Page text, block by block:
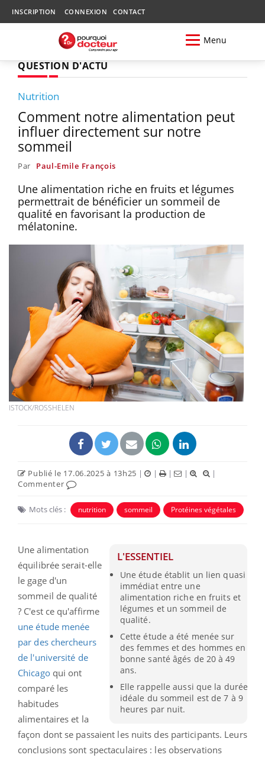
INSCRIPTION CONNEXION CONTACT
Menu
QUESTION D'ACTU
Nutrition
Comment notre alimentation peut
influer directement sur notre
sommeil
Par Paul-Emile François
Une alimentation riche en fruits et légumes
permettrait de bénéficier un sommeil de
qualité en favorisant la production de
mélatonine.
ISTOCK/ROSSHELEN
Publié le 17.06.2025 à 13h25 | | | |
|
Commenter
Mots clés : nutrition sommeil Protéines végétales
L'ESSENTIEL
Une étude établit un lien quasi
immédiat entre une
alimentation riche en fruits et
légumes et un sommeil de
qualité.
Cette étude a été menée sur
des femmes et des hommes en
bonne santé âgés de 20 à 49
ans.
Elle rappelle aussi que la durée
idéale du sommeil est de 7 à 9
heures par nuit.
Une alimentation
équilibrée serait-elle
le gage d'un
sommeil de qualité
? C'est ce qu'affirme
une étude menée
par des chercheurs
de l'université de
Chicagoqui ont
comparé les
habitudes
alimentaires et la
façon dont se passaient les nuits des participants. Leurs
conclusions sont spectaculaires : les observations